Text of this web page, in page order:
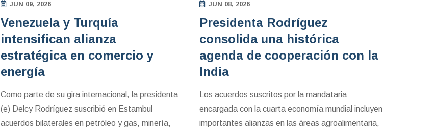
JUN 09, 2026
Venezuela y Turquía
intensifican alianza
estratégica en comercio y
energía
Como parte de su gira internacional, la presidenta
(e) Delcy Rodríguez suscribió en Estambul
acuerdos bilaterales en petróleo y gas, minería,
JUN 08, 2026
Presidenta Rodríguez
consolida una histórica
agenda de cooperación con la
India
Los acuerdos suscritos por la mandataria
encargada con la cuarta economía mundial incluyen
importantes alianzas en las áreas agroalimentaria,